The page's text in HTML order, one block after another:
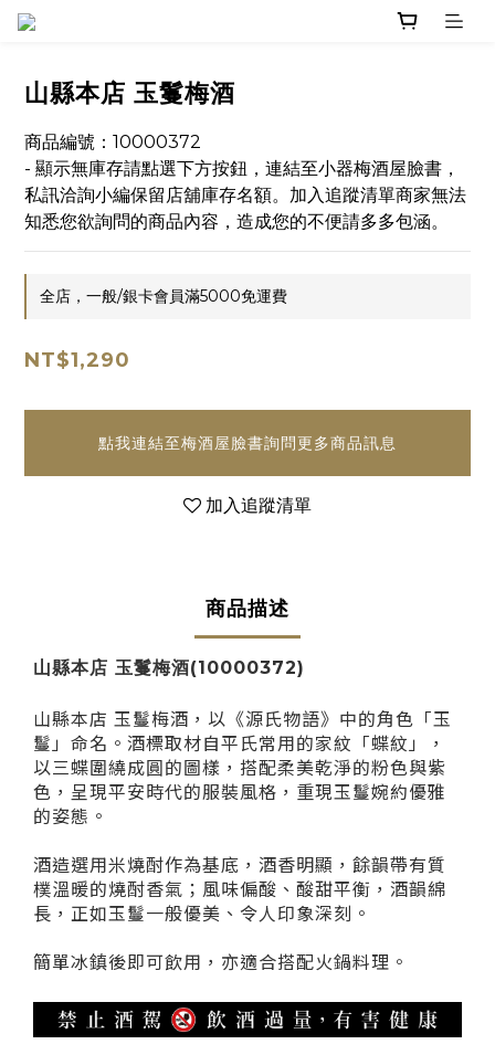
山縣本店 玉鬘梅酒
商品編號：10000372
- 顯示無庫存請點選下方按鈕，連結至小器梅酒屋臉書，
私訊洽詢小編保留店舖庫存名額。加入追蹤清單商家無法
知悉您欲詢問的商品內容，造成您的不便請多多包涵。
全店，一般/銀卡會員滿5000免運費
NT$1,290
點我連結至梅酒屋臉書詢問更多商品訊息
加入追蹤清單
商品描述
山縣本店 玉鬘梅酒(10000372)
山縣本店 玉鬘梅酒，以《源氏物語》中的角色「玉
鬘」命名。酒標取材自平氏常用的家紋「蝶紋」，
以三蝶圍繞成圓的圖樣，搭配柔美乾淨的粉色與紫
色，呈現平安時代的服裝風格，重現玉鬘婉約優雅
的姿態。
酒造選用米燒酎作為基底，酒香明顯，餘韻帶有質
樸溫暖的燒酎香氣；風味偏酸、酸甜平衡，酒韻綿
長，正如玉鬘一般優美、令人印象深刻。
簡單冰鎮後即可飲用，亦適合搭配火鍋料理。